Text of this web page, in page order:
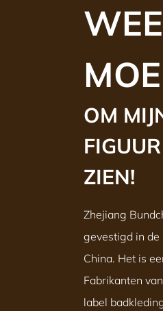
OM
ZIEN!
Zhejiang
gevestigd in de
China. Het is
Fabrikanten
label